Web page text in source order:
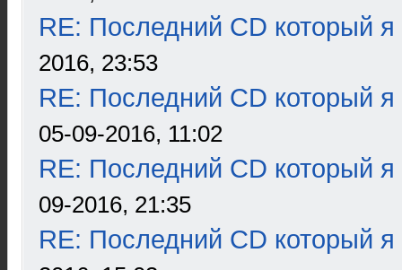
RE: Последний CD который я
2016, 23:53
RE: Последний CD который я
05-09-2016, 11:02
RE: Последний CD который я
09-2016, 21:35
RE: Последний CD который я